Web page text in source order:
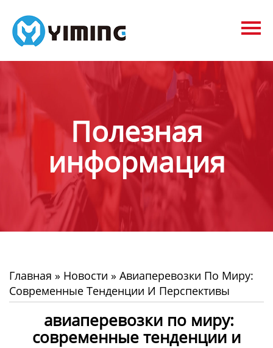
Tags
видео
О нас
Полезная
информация
Главная » Новости » Авиаперевозки По Миру:
Современные Тенденции И Перспективы
авиаперевозки по миру:
современные тенденции и